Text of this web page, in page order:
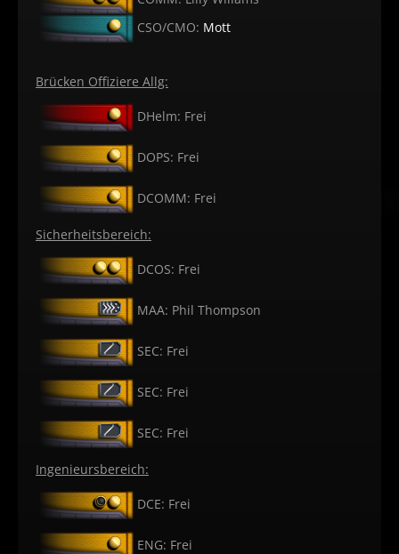
CSO/CMO: Mott
Brücken Offiziere Allg:
DHelm: Frei
DOPS: Frei
DCOMM: Frei
Sicherheitsbereich:
DCOS: Frei
MAA: Phil Thompson
SEC: Frei
SEC: Frei
SEC: Frei
Ingenieursbereich:
DCE: Frei
ENG: Frei